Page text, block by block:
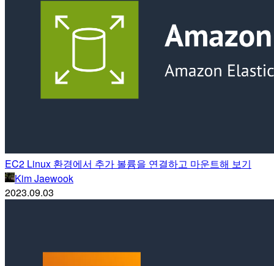
EC2 Linux 환경에서 추가 볼륨을 연결하고 마운트해 보기
Kim Jaewook
2023.09.03